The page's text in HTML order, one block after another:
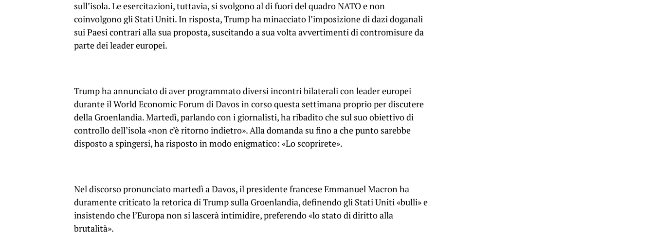
sull’isola. Le esercitazioni, tuttavia, si svolgono al di fuori del quadro NATO e non
coinvolgono gli Stati Uniti. In risposta, Trump ha minacciato l’imposizione di dazi doganali
sui Paesi contrari alla sua proposta, suscitando a sua volta avvertimenti di contromisure da
parte dei leader europei.
Trump ha annunciato di aver programmato diversi incontri bilaterali con leader europei
durante il World Economic Forum di Davos in corso questa settimana proprio per discutere
della Groenlandia. Martedì, parlando con i giornalisti, ha ribadito che sul suo obiettivo di
controllo dell’isola «non c’è ritorno indietro». Alla domanda su fino a che punto sarebbe
disposto a spingersi, ha risposto in modo enigmatico: «Lo scoprirete».
Nel discorso pronunciato martedì a Davos, il presidente francese Emmanuel Macron ha
duramente criticato la retorica di Trump sulla Groenlandia, definendo gli Stati Uniti «bulli» e
insistendo che l’Europa non si lascerà intimidire, preferendo «lo stato di diritto alla
brutalità».